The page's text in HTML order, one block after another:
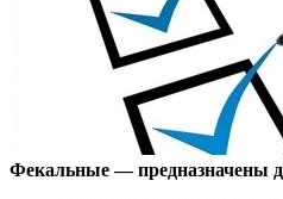
Фекальные — предназначены